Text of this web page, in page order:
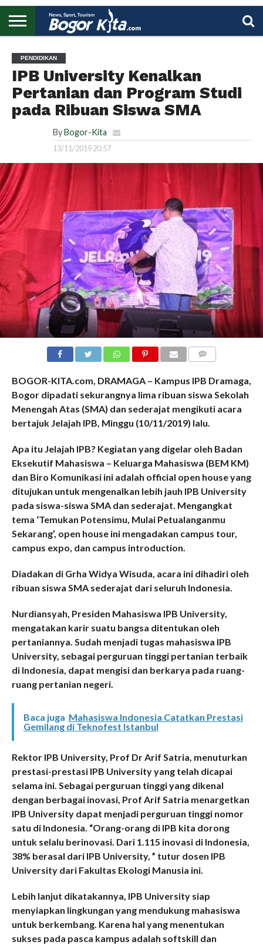
UTAMA
PENDIDIKAN
IPB University Kenalkan
Pertanian dan Program Studi
pada Ribuan Siswa SMA
By Bogor-Kita
13/11/2019 20:57
BOGOR-KITA.com, DRAMAGA – Kampus IPB Dramaga,
Bogor dipadati sekurangnya lima ribuan siswa Sekolah
Menengah Atas (SMA) dan sederajat mengikuti acara
bertajuk Jelajah IPB, Minggu (10/11/2019) lalu.
Apa itu Jelajah IPB? Kegiatan yang digelar oleh Badan
Eksekutif Mahasiswa – Keluarga Mahasiswa (BEM KM)
dan Biro Komunikasi ini adalah official open house yang
ditujukan untuk mengenalkan lebih jauh IPB University
pada siswa-siswa SMA dan sederajat. Mengangkat
tema ‘Temukan Potensimu, Mulai Petualanganmu
Sekarang’, open house ini mengadakan campus tour,
campus expo, dan campus introduction.
Diadakan di Grha Widya Wisuda, acara ini dihadiri oleh
ribuan siswa SMA sederajat dari seluruh Indonesia.
Nurdiansyah, Presiden Mahasiswa IPB University,
mengatakan karir suatu bangsa ditentukan oleh
pertaniannya. Sudah menjadi tugas mahasiswa IPB
University, sebagai perguruan tinggi pertanian terbaik
di Indonesia, dapat mengisi dan berkarya pada ruang-
ruang pertanian negeri.
Baca juga Mahasiswa Indonesia Catatkan Prestasi
Gemilang di Teknofest Istanbul
Rektor IPB University, Prof Dr Arif Satria, menuturkan
prestasi-prestasi IPB University yang telah dicapai
selama ini. Sebagai perguruan tinggi yang dikenal
dengan berbagai inovasi, Prof Arif Satria menargetkan
IPB University dapat menjadi perguruan tinggi nomor
satu di Indonesia. “Orang-orang di IPB kita dorong
untuk selalu berinovasi. Dari 1.115 inovasi di Indonesia,
38% berasal dari IPB University, ” tutur dosen IPB
University dari Fakultas Ekologi Manusia ini.
Lebih lanjut dikatakannya, IPB University siap
menyiapkan lingkungan yang mendukung mahasiswa
untuk berkembang. Karena hal yang menentukan
sukses pada pasca kampus adalah softskill dan